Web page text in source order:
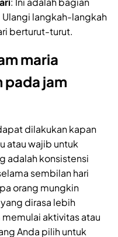
langkah-langkah
berturut-turut.
maria
pada jam
dilakukan kapan
atau wajib untuk
adalah konsistensi
sembilan hari
orang mungkin
dirasa lebih
aktivitas atau
Anda pilih untuk